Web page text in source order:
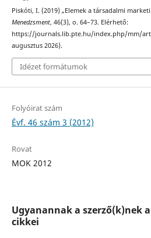
Piskóti, I. (2019) „Elemek a társadalmi
Menedzsment, 46(3), o. 64–73. Elérhető:
https://journals.lib.pte.hu/index.php/mm/
augusztus 2026).
Idézet formátumok
Folyóirat szám
Évf. 46 szám 3 (2012)
Rovat
MOK 2012
Ugyanannak a szerző(k)nek
cikkei